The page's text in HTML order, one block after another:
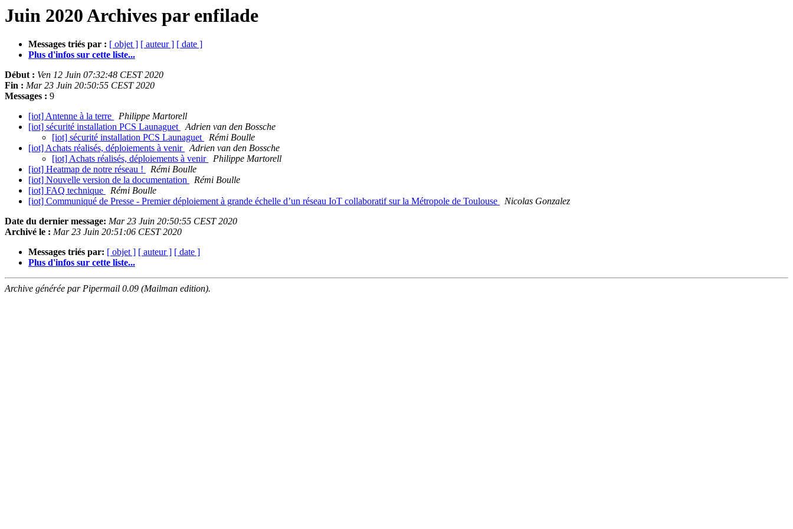
Juin 2020 Archives par enfilade
Messages triés par : [ objet ] [ auteur ] [ date ]
Plus d'infos sur cette liste...
Début : Ven 12 Juin 07:32:48 CEST 2020
Fin : Mar 23 Juin 20:50:55 CEST 2020
Messages : 9
[iot] Antenne à la terre
Philippe Martorell
[iot] sécurité installation PCS Launaguet
Adrien van den Bossche
[iot] sécurité installation PCS Launaguet
Rémi Boulle
[iot] Achats réalisés, déploiements à venir
Adrien van den Bossche
[iot] Achats réalisés, déploiements à venir
Philippe Martorell
[iot] Heatmap de notre réseau !
Rémi Boulle
[iot] Nouvelle version de la documentation
Rémi Boulle
[iot] FAQ technique
Rémi Boulle
[iot] Communiqué de Presse - Premier déploiement à grande échelle d’un réseau IoT collaboratif sur la Métropole de Toulouse
Nicolas Gonzalez
Date du dernier message: Mar 23 Juin 20:50:55 CEST 2020
Archivé le : Mar 23 Juin 20:51:06 CEST 2020
Messages triés par: [ objet ] [ auteur ] [ date ]
Plus d'infos sur cette liste...
Archive générée par Pipermail 0.09 (Mailman edition).